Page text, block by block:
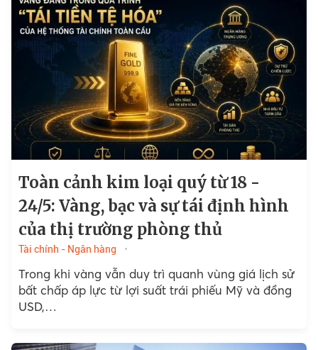
Toàn cảnh kim loại quý từ 18 -
24/5: Vàng, bạc và sự tái định hình
của thị trường phòng thủ
Tài chính - Ngân hàng
Trong khi vàng vẫn duy trì quanh vùng giá lịch sử
bất chấp áp lực từ lợi suất trái phiếu Mỹ và đồng
USD,…